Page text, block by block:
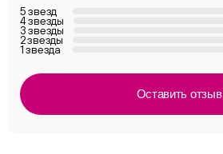
5 звезд
4 звезды
3 звезды
2 звезды
1 звезда
Оставить отзыв